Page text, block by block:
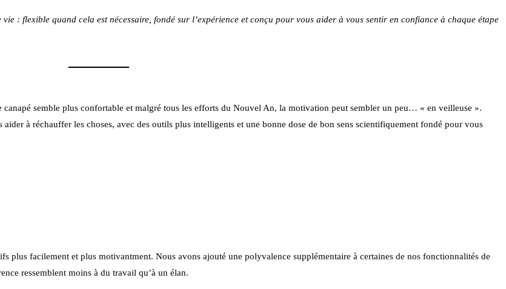
vie : flexible quand cela est nécessaire, fondé sur l’expérience et conçu pour vous aider à vous sentir en confiance à chaque étape
canapé semble plus confortable et malgré tous les efforts du Nouvel An, la motivation peut sembler un peu… « en veilleuse ».
à réchauffer les choses, avec des outils plus intelligents et une bonne dose de bon sens scientifiquement fondé pour vous
plus facilement et plus motivantment. Nous avons ajouté une polyvalence supplémentaire à certaines de nos fonctionnalités de
ressemblent moins à du travail qu’à un élan.